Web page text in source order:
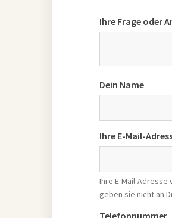
Ihre Frage oder
Dein Name
Ihre E-Mail-
Ihre E-Mail-
geben sie nicht an
Telefonnummer